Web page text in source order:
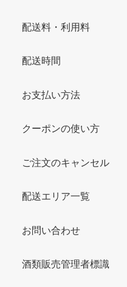
配送料・利用料
配送時間
お支払い方法
クーポンの使い方
ご注文のキャンセル
配送エリア一覧
お問い合わせ
酒類販売管理者標識